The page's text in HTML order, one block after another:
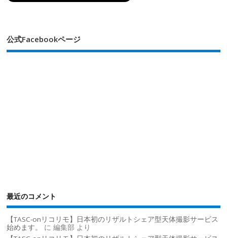
公式Facebookページ
最近のコメント
【TASC-onリコリモ】日本初のリザルトシェア型天体撮影サービス
始めます。
に編集部 より